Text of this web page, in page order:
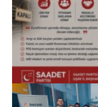
(başlıksız)
Alaattin Karahan tarafından